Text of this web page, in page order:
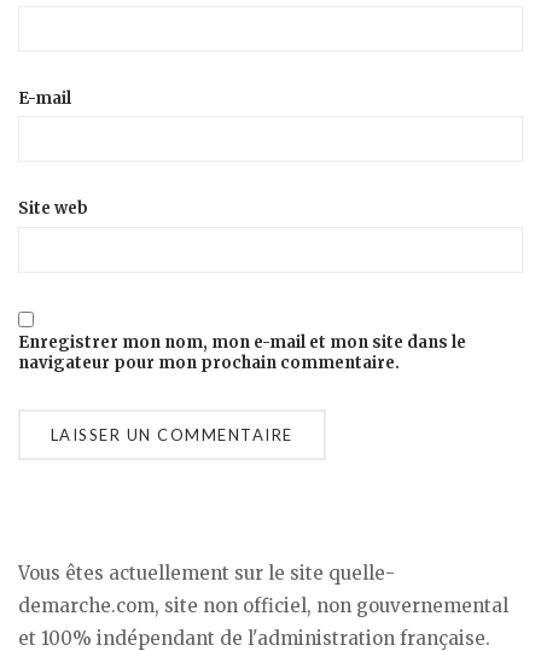
E-mail
Site web
Enregistrer mon nom, mon e-mail et mon site dans le
navigateur pour mon prochain commentaire.
Vous êtes actuellement sur le site quelle-
demarche.com, site non officiel, non gouvernemental
et 100% indépendant de l'administration française.